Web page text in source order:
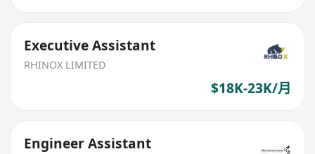
Executive Assistant
RHINOX LIMITED
$18K-23K/月
Engineer Assistant